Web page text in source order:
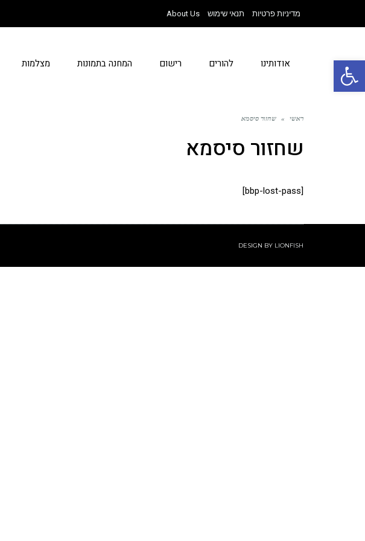
פתח סרגל נגישות
מדיניות פרטיות תנאי שימוש
About Us
אודותינו להורים רישום המחנה בתמונות מצלמות
ראשי » שחזור סיסמא
שחזור סיסמא
[bbp-lost-pass]
DESIGN BY LIONFISH